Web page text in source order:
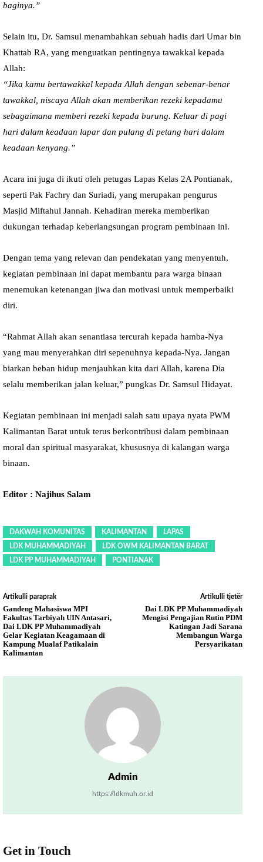
baginya.”
Selain itu, Dr. Samsul menambahkan sebuah hadis dari Umar bin
Khattab RA, yang menguatkan pentingnya tawakkal kepada
Allah:
“Jika kamu bertawakkal kepada Allah dengan sebenar-benar
tawakkal, niscaya Allah akan memberikan rezeki kepadamu
sebagaimana memberi rezeki kepada burung. Keluar di pagi
hari dalam keadaan lapar dan pulang di petang hari dalam
keadaan kenyang.”
Acara ini juga di ikuti oleh petugas Lapas Kelas 2A Pontianak,
seperti Pak Fachry dan Suriadi, yang merupakan pengurus
Masjid Miftahul Jannah. Kehadiran mereka memberikan
dukungan terhadap keberlangsungan program pembinaan ini.
Dengan tema yang relevan dan pendekatan yang menyentuh,
kegiatan pembinaan ini dapat membantu para warga binaan
menemukan ketenangan jiwa dan motivasi untuk memperbaiki
diri.
“Rahmat Allah akan senantiasa tercurah kepada hamba-Nya
yang mau menyerahkan diri sepenuhnya kepada-Nya. Jangan
biarkan beban hidup menjauhkan kita dari Allah, karena Dia
selalu memberikan jalan keluar,” pungkas Dr. Samsul Hidayat.
Kegiatan pembinaan ini menjadi salah satu upaya nyata PWM
Kalimantan Barat untuk terus berkontribusi dalam pembinaan
moral dan spiritual masyarakat, khususnya di kalangan warga
binaan.
Editor : Najihus Salam
DAKWAH KOMUNITAS KALIMANTAN
LAPAS
LDK MUHAMMADIYAH
LDK OWM KALIMANTAN BARAT
LDK PP MUHAMMADIYAH
PONTIANAK
Artikulli paraprak
Gandeng Mahasiswa MPI
Fakultas Tarbiyah UIN Antasari,
Dai LDK PP Muhammadiyah
Gelar Kegiatan Keagamaan di
Kampung Mualaf Patikalain
Kalimantan
Artikulli tjetër
Dai LDK PP Muhammadiyah
Mengisi Pengajian Rutin PDM
Katingan Jadi Sarana
Membangun Warga
Persyarikatan
Admin
https://ldkmuh.or.id
Get in Touch